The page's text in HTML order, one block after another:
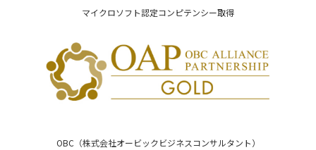
マイクロソフト認定コンピテンシー取得
OBC（株式会社オービックビジネスコンサルタント）